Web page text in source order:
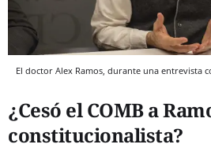
El doctor Alex Ramos, durante una entrevista
¿Cesó el COMB a
constitucionalista?